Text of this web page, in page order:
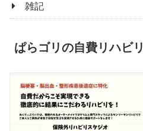
雑記
ぱらゴリの自費リハビリ